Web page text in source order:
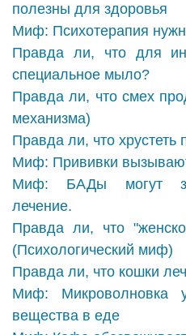
полезны для здоровья
Миф: Психотерапия
Правда ли, что для
специальное мыло?
Правда ли, что смех
механизма)
Правда ли, что
Миф: Прививки
Миф: БАДы могут
лечение.
Правда ли, что
(Психологический миф)
Правда ли, что кошки
Миф: Микроволновка
вещества в еде